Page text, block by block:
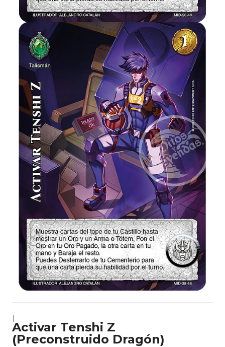
|
Activar Tenshi Z
(Preconstruido Dragón)